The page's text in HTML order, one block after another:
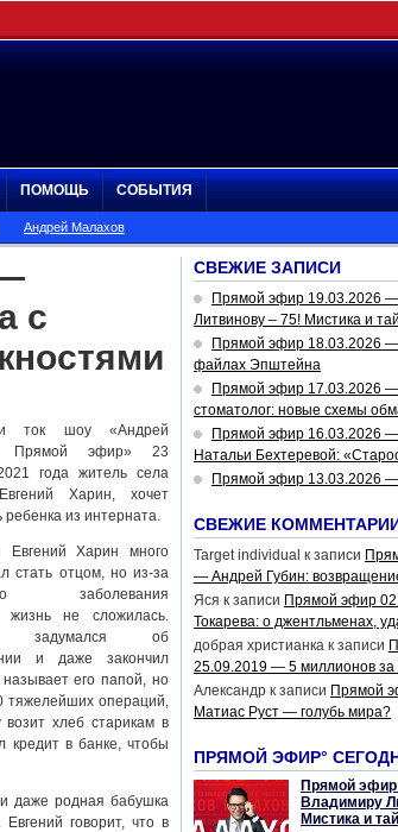
ПОМОЩЬ СОБЫТИЯ
Андрей Малахов
с
ток шоу «Андрей
Прямой эфир» 23
года житель села
Харин, хочет
ребенка из интерната.
Евгений Харин много
стать отцом, но из-за
заболевания
жизнь не сложилась.
задумался об
и даже закончил
его папой, но
тяжелейших операций,
хлеб старикам в
кредит в банке, чтобы
даже родная бабушка
говорит, что в
СВЕЖИЕ ЗАПИСИ
Прямой эфир 19.03.2026
Литвинову – 75! Мистика и
Прямой эфир 18.03.2026 —
файлах Эпштейна
Прямой эфир 17.03.2026
стоматолог: новые схемы
Прямой эфир 16.03.2026
Натальи Бехтеревой:
Прямой эфир 13.03.2026
СВЕЖИЕ
Target individual к записи
— Андрей Губин:
Яся к записи Прямой эфир
Токарева: о джентльменах,
добрая христианка к записи
25.09.2019 — 5 миллионов
Александр к записи Прямой
Матиас Руст — голубь мира?
ПРЯМОЙ ЭФИР°
Прямой
Владимиру
Мистика и